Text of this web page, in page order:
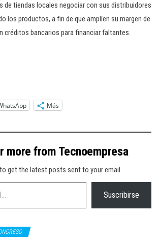
de tiendas locales negociar con sus distribuidores
los productos, a fin de que amplíen su margen de
créditos bancarios para financiar faltantes.
Más
more from Tecnoempresa
get the latest posts sent to your email.
Suscribirse